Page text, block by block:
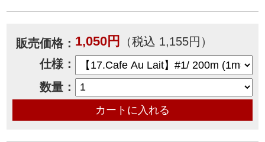
販売価格： 1,050円
（税込 1,155円）
仕様：
数量：